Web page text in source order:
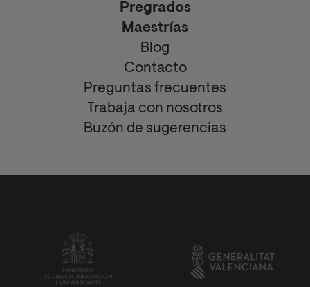
Pregrados
Maestrías
Blog
Contacto
Preguntas frecuentes
Trabaja con nosotros
Buzón de sugerencias